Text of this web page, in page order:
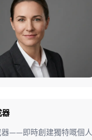
器
器——即時創建獨特嘅個人